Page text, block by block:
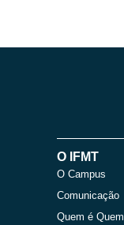
O IFMT
O Campus
Comunicação
Quem é Quem